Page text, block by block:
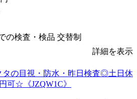
の検査・検品 交替制
詳細を表示